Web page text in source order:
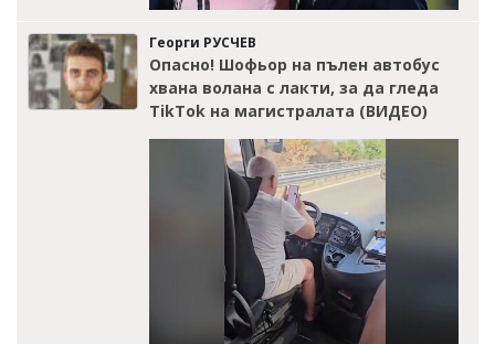
Георги РУСЧЕВ
Опасно! Шофьор на пълен автобус
хвана волана с лакти, за да гледа
TikTok на магистралата (ВИДЕО)